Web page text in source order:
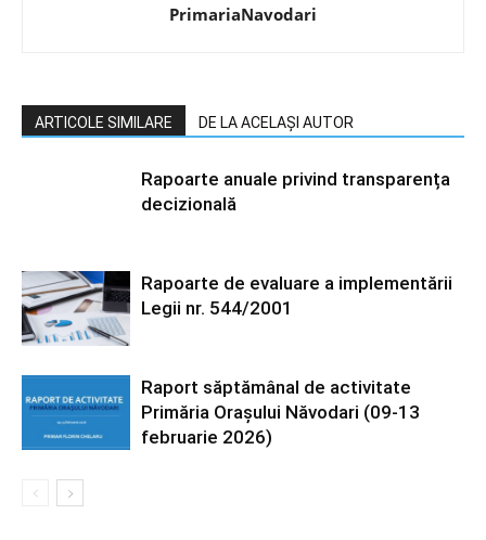
PrimariaNavodari
ARTICOLE SIMILARE DE LA ACELAȘI AUTOR
Rapoarte anuale privind transparența
decizională
Rapoarte de evaluare a implementării
Legii nr. 544/2001
Raport săptămânal de activitate
Primăria Orașului Năvodari (09-13
februarie 2026)